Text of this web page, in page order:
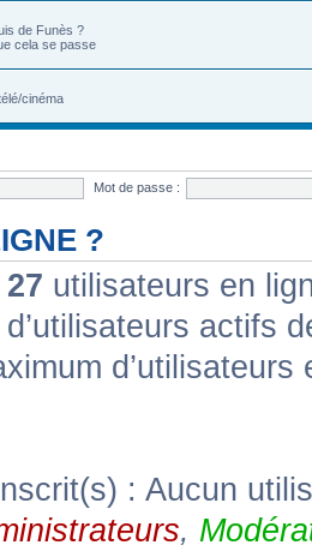
de Funès ?
cela se passe
cinéma
Mot de passe :
?
27 utilisateurs en
actifs
: Aucun
,